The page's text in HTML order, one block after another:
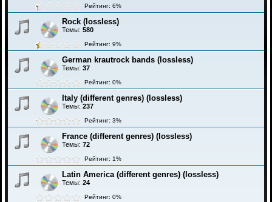
Рейтинг: 6%
Rock (lossless)
Темы: 580
Рейтинг: 9%
German krautrock bands (lossless)
Темы: 37
Рейтинг: 0%
Italy (different genres) (lossless)
Темы: 237
Рейтинг: 3%
France (different genres) (lossless)
Темы: 72
Рейтинг: 1%
Latin America (different genres) (lossless)
Темы: 24
Рейтинг: 0%